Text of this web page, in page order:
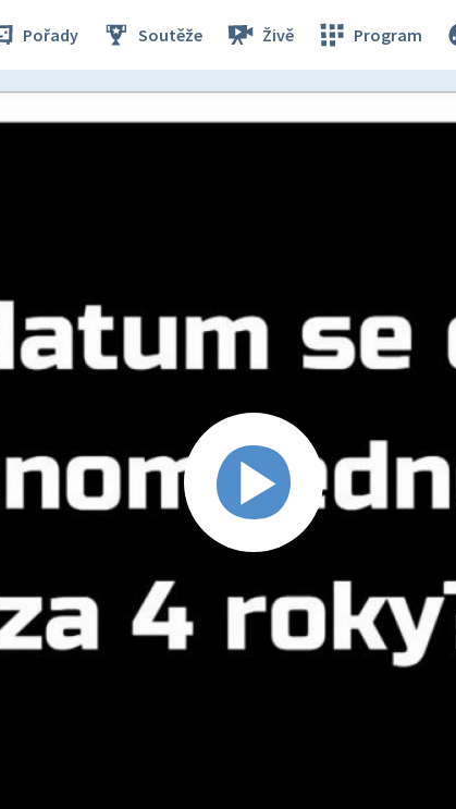
Pořady Soutěže Živě Program